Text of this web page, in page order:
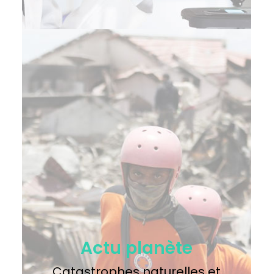
Actu planète